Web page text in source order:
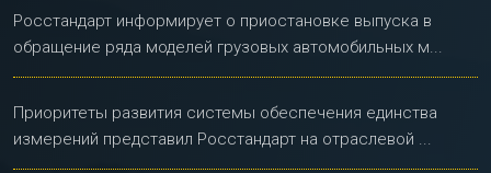
Росстандарт информирует о приостановке выпуска в
обращение ряда моделей грузовых автомобильных м...
Приоритеты развития системы обеспечения единства
измерений представил Росстандарт на отраслевой ...